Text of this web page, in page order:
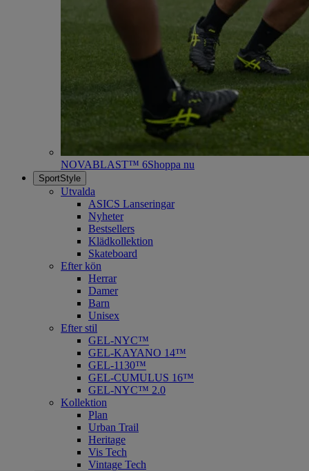
NOVABLAST™ 6Shoppa nu
SportStyle
Utvalda
ASICS Lanseringar
Nyheter
Bestsellers
Klädkollektion
Skateboard
Efter kön
Herrar
Damer
Barn
Unisex
Efter stil
GEL-NYC™
GEL-KAYANO 14™
GEL-1130™
GEL-CUMULUS 16™
GEL-NYC™ 2.0
Kollektion
Plan
Urban Trail
Heritage
Vis Tech
Vintage Tech